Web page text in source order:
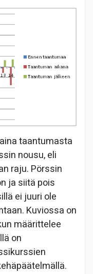
taantumasta
nousu, eli
raju. Pörssin
ja siitä pois
ei juuri ole
Kuviossa on
määrittelee
on